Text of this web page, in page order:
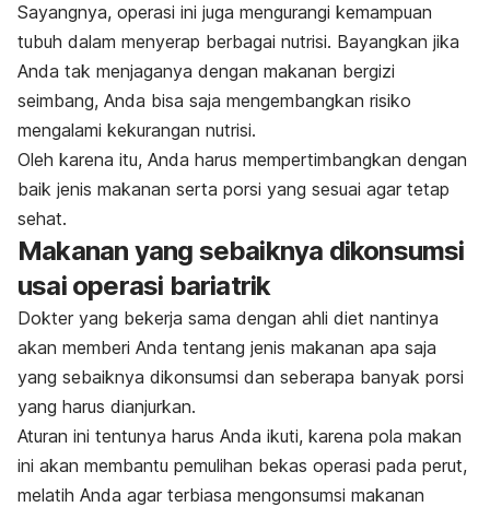
Sayangnya, operasi ini juga mengurangi kemampuan
tubuh dalam menyerap berbagai nutrisi. Bayangkan jika
Anda tak menjaganya dengan makanan bergizi
seimbang, Anda bisa saja mengembangkan risiko
mengalami kekurangan nutrisi.
Oleh karena itu, Anda harus mempertimbangkan dengan
baik jenis makanan serta porsi yang sesuai agar tetap
sehat.
Makanan yang sebaiknya dikonsumsi
usai operasi bariatrik
Dokter yang bekerja sama dengan ahli diet nantinya
akan memberi Anda tentang jenis makanan apa saja
yang sebaiknya dikonsumsi dan seberapa banyak porsi
yang harus dianjurkan.
Aturan ini tentunya harus Anda ikuti, karena pola makan
ini akan membantu pemulihan bekas operasi pada perut,
melatih Anda agar terbiasa mengonsumsi makanan